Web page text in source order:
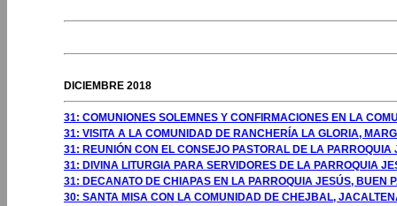
DICIEMBRE 2018
31: COMUNIONES SOLEMNES Y CONFIRMACIONES EN LA
31: VISITA A LA COMUNIDAD DE RANCHERÍA LA GLORIA,
31: REUNIÓN CON EL CONSEJO PASTORAL DE LA
31: DIVINA LITURGIA PARA SERVIDORES DE LA PARROQUIA
31: DECANATO DE CHIAPAS EN LA PARROQUIA JESÚS, BUEN
30: SANTA MISA CON LA COMUNIDAD DE CHEJBAL,